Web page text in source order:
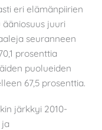
eri elämänpiirien
juuri
seuranneen
prosenttia
puolueiden
67,5 prosenttia.
järkkyi 2010-
ja